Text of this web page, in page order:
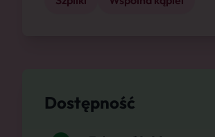
Dostępność